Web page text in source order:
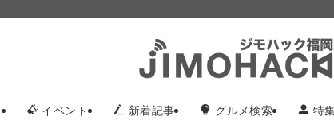
イベント 新着記事 グルメ検索 特